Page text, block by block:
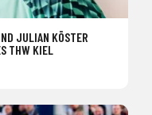
JULIAN KÖSTER
THW KIEL